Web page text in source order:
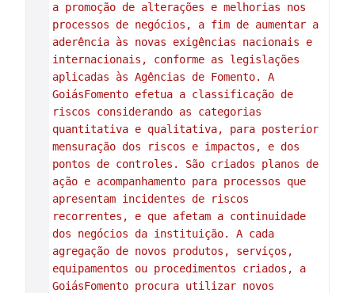
a promoção de alterações e melhorias nos
processos de negócios, a fim de aumentar a
aderência às novas exigências nacionais e
internacionais, conforme as legislações
aplicadas às Agências de Fomento. A
GoiásFomento efetua a classificação de
riscos considerando as categorias
quantitativa e qualitativa, para posterior
mensuração dos riscos e impactos, e dos
pontos de controles. São criados planos de
ação e acompanhamento para processos que
apresentam incidentes de riscos
recorrentes, e que afetam a continuidade
dos negócios da instituição. A cada
agregação de novos produtos, serviços,
equipamentos ou procedimentos criados, a
GoiásFomento procura utilizar novos